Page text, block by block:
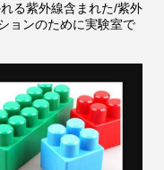
る紫外線含まれた/紫外
ョンのために実験室で